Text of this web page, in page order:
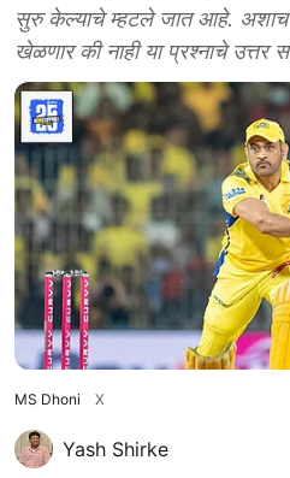
सुरु केल्याचे म्हटले जात आहे. अशाच
खेळणार की नाही या प्रश्नाचे
MS Dhoni X
Yash Shirke